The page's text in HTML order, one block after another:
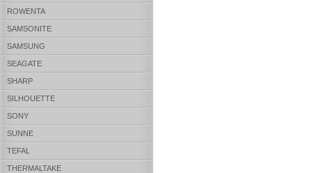
ROWENTA
SAMSONITE
SAMSUNG
SEAGATE
SHARP
SILHOUETTE
SONY
SUNNE
TEFAL
THERMALTAKE